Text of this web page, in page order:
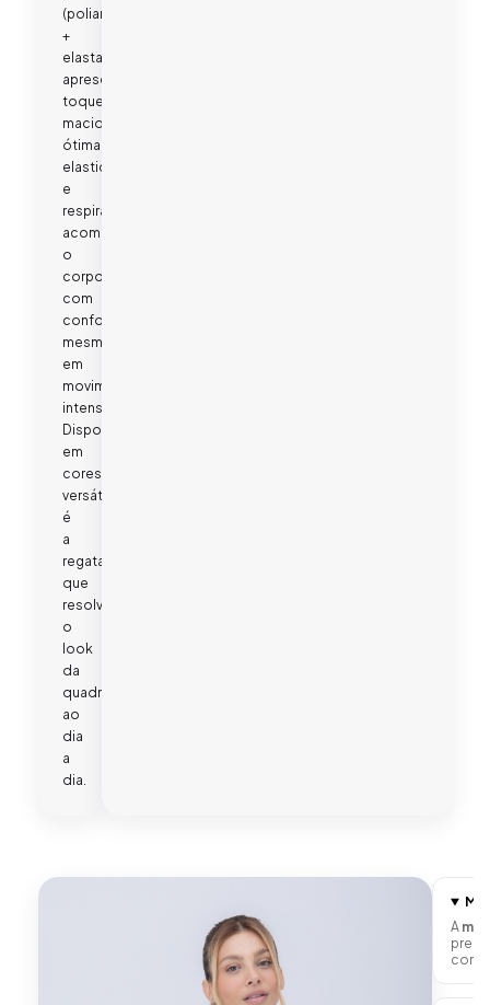
(poliamida
+
elastano),
apresenta
toque
macio,
ótima
elasticidade
e
respirabilidade,
acompanhando
o
corpo
com
conforto
mesmo
em
movimentos
intensos.
Disponível
em
cores
versáteis,
é
a
regata
que
resolve
o
look
da
quadra
ao
dia
a
dia.
A